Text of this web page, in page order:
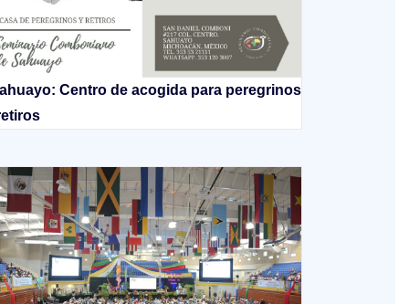
Centro de acogida para peregrinos